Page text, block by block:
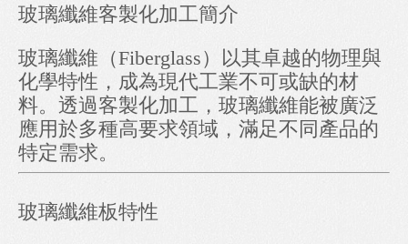
玻璃纖維客製化加工簡介
玻璃纖維（Fiberglass）以其卓越的物理與
化學特性，成為現代工業不可或缺的材
料。透過客製化加工，玻璃纖維能被廣泛
應用於多種高要求領域，滿足不同產品的
特定需求。
玻璃纖維板特性